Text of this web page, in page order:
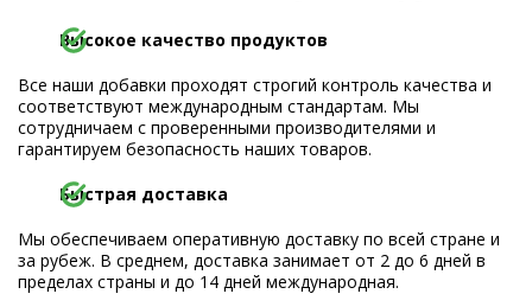
Высокое качество продуктов
Все наши добавки проходят строгий контроль качества и
соответствуют международным стандартам. Мы
сотрудничаем с проверенными производителями и
гарантируем безопасность наших товаров.
Быстрая доставка
Мы обеспечиваем оперативную доставку по всей стране и
за рубеж. В среднем, доставка занимает от 2 до 6 дней в
пределах страны и до 14 дней международная.